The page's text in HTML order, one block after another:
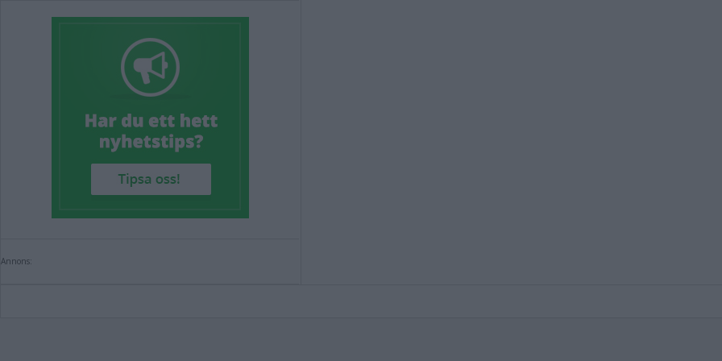
Annons: